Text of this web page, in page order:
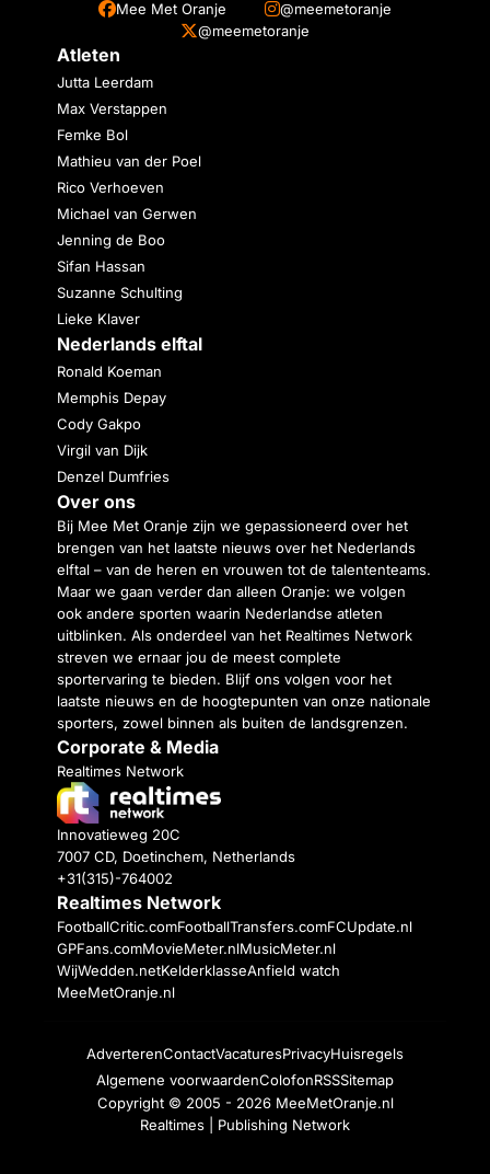
Mee Met Oranje
@meemetoranje
@meemetoranje
Atleten
Jutta Leerdam
Max Verstappen
Femke Bol
Mathieu van der Poel
Rico Verhoeven
Michael van Gerwen
Jenning de Boo
Sifan Hassan
Suzanne Schulting
Lieke Klaver
Nederlands elftal
Ronald Koeman
Memphis Depay
Cody Gakpo
Virgil van Dijk
Denzel Dumfries
Over ons
Bij Mee Met Oranje zijn we gepassioneerd over het
brengen van het laatste nieuws over het Nederlands
elftal – van de heren en vrouwen tot de talententeams.
Maar we gaan verder dan alleen Oranje: we volgen
ook andere sporten waarin Nederlandse atleten
uitblinken. Als onderdeel van het Realtimes Network
streven we ernaar jou de meest complete
sportervaring te bieden. Blijf ons volgen voor het
laatste nieuws en de hoogtepunten van onze nationale
sporters, zowel binnen als buiten de landsgrenzen.
Corporate & Media
Realtimes Network
Innovatieweg 20C
7007 CD, Doetinchem, Netherlands
+31(315)-764002
Realtimes Network
FootballCritic.comFootballTransfers.comFCUpdate.nl
GPFans.comMovieMeter.nlMusicMeter.nl
WijWedden.netKelderklasseAnfield watch
MeeMetOranje.nl
AdverterenContactVacaturesPrivacyHuisregels
Algemene voorwaardenColofonRSSSitemap
Copyright © 2005 - 2026 MeeMetOranje.nl
Realtimes | Publishing Network